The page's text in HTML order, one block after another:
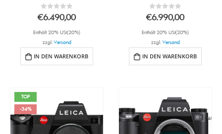
0 out of 5
€6.490,00
Enthält 20% USt(20%)
zzgl.Versand
IN DEN WARENKORB
0 out of 5
€6.990,00
Enthält 20% USt(20%)
zzgl.Versand
IN DEN WARENKORB
TOP
-34%